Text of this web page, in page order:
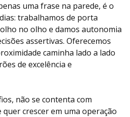
uma frase na parede, é o
trabalhamos de porta
no olho e damos autonomia
assertivas. Oferecemos
caminha lado a lado
de excelência e
não se contenta com
crescer em uma operação